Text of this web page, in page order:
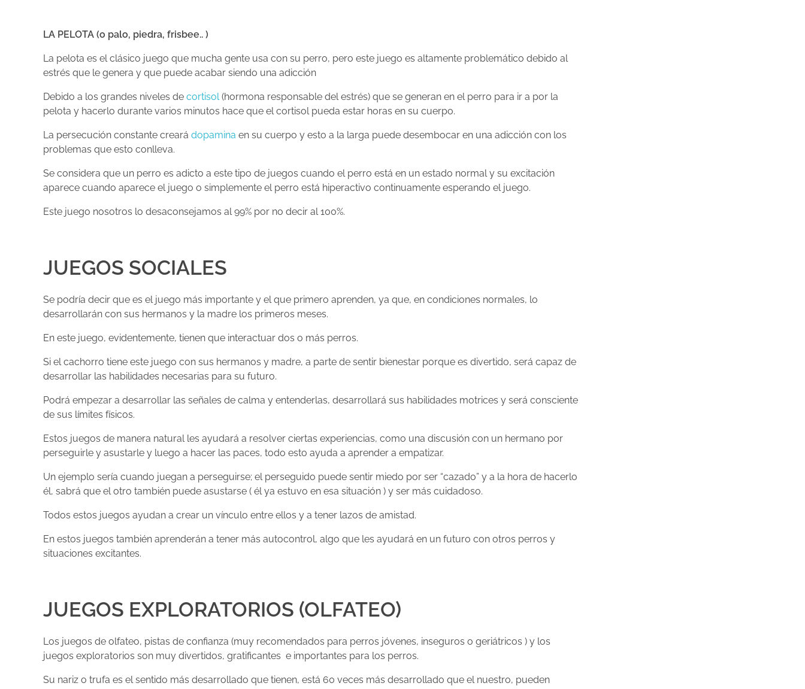
LA PELOTA (o palo, piedra, frisbee.. )
La pelota es el clásico juego que mucha gente usa con su perro, pero este juego es altamente problemático debido al
estrés que le genera y que puede acabar siendo una adicción
Debido a los grandes niveles de cortisol(hormona responsable del estrés) que se generan en el perro para ir a por la
pelota y hacerlo durante varios minutos hace que el cortisol pueda estar horas en su cuerpo.
La persecución constante creará dopamina en su cuerpo y esto a la larga puede desembocar en una adicción con los
problemas que esto conlleva.
Se considera que un perro es adicto a este tipo de juegos cuando el perro está en un estado normal y su excitación
aparece cuando aparece el juego o simplemente el perro está hiperactivo continuamente esperando el juego.
Este juego nosotros lo desaconsejamos al 99% por no decir al 100%.
JUEGOS SOCIALES
Se podría decir que es el juego más importante y el que primero aprenden, ya que, en condiciones normales, lo
desarrollarán con sus hermanos y la madre los primeros meses.
En este juego, evidentemente, tienen que interactuar dos o más perros.
Si el cachorro tiene este juego con sus hermanos y madre, a parte de sentir bienestar porque es divertido, será capaz de
desarrollar las habilidades necesarias para su futuro.
Podrá empezar a desarrollar las señales de calma y entenderlas, desarrollará sus habilidades motrices y será consciente
de sus límites físicos.
Estos juegos de manera natural les ayudará a resolver ciertas experiencias, como una discusión con un hermano por
perseguirle y asustarle y luego a hacer las paces, todo esto ayuda a aprender a empatizar.
Un ejemplo sería cuando juegan a perseguirse; el perseguido puede sentir miedo por ser “cazado” y a la hora de hacerlo
él, sabrá que el otro también puede asustarse ( él ya estuvo en esa situación ) y ser más cuidadoso.
Todos estos juegos ayudan a crear un vínculo entre ellos y a tener lazos de amistad.
En estos juegos también aprenderán a tener más autocontrol, algo que les ayudará en un futuro con otros perros y
situaciones excitantes.
JUEGOS EXPLORATORIOS (OLFATEO)
Los juegos de olfateo, pistas de confianza (muy recomendados para perros jóvenes, inseguros o geriátricos ) y los
juegos exploratorios son muy divertidos, gratificantes e importantes para los perros.
Su nariz o trufa es el sentido más desarrollado que tienen, está 60 veces más desarrollado que el nuestro, pueden